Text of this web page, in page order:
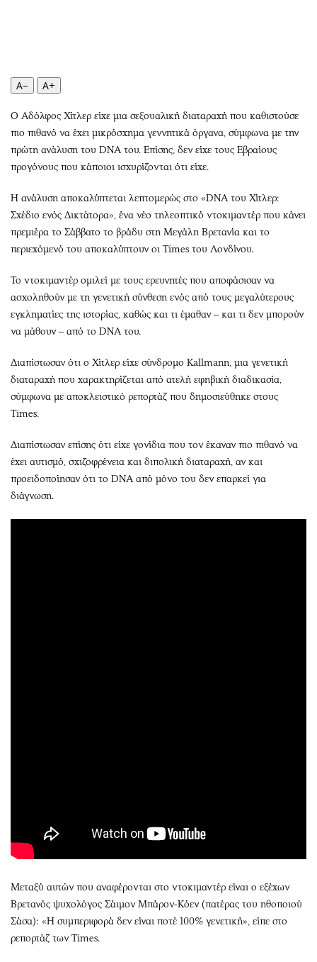
Πολιτισμός
Θέατρο-Χορός
Μουσική
Εικαστικά
Χειρόγραφα
Podcasts
Uncut
Προσφορές
Επιστολές
A− A+
Ο Αδόλφος Χίτλερ είχε μια σεξουαλική διαταραχή που καθιστούσε
πιο πιθανό να έχει μικρόσχημα γεννητικά όργανα, σύμφωνα με την
πρώτη ανάλυση του DNA του. Επίσης, δεν είχε τους Εβραίους
προγόνους που κάποιοι ισχυρίζονται ότι είχε.
Η ανάλυση αποκαλύπτεται λεπτομερώς στο «DNA του Χίτλερ:
Σχέδιο ενός Δικτάτορα», ένα νέο τηλεοπτικό ντοκιμαντέρ που κάνει
πρεμιέρα το Σάββατο το βράδυ στη Μεγάλη Βρετανία και το
περιεχόμενό του αποκαλύπτουν οι Times του Λονδίνου.
Το ντοκιμαντέρ ομιλεί με τους ερευνητές που αποφάσισαν να
ασχοληθούν με τη γενετική σύνθεση ενός από τους μεγαλύτερους
εγκληματίες της ιστορίας, καθώς και τι έμαθαν – και τι δεν μπορούν
να μάθουν – από το DNA του.
Διαπίστωσαν ότι ο Χίτλερ είχε σύνδρομο Kallmann, μια γενετική
διαταραχή που χαρακτηρίζεται από ατελή εφηβική διαδικασία,
σύμφωνα με αποκλειστικό ρεπορτάζ που δημοσιεύθηκε στους
Times.
Διαπίστωσαν επίσης ότι είχε γονίδια που τον έκαναν πιο πιθανό να
έχει αυτισμό, σχιζοφρένεια και διπολική διαταραχή, αν και
προειδοποίησαν ότι το DNA από μόνο του δεν επαρκεί για
διάγνωση.
Μεταξύ αυτών που αναφέρονται στο ντοκιμαντέρ είναι ο εξέχων
Βρετανός ψυχολόγος Σάιμον Μπάρον-Κόεν (πατέρας του ηθοποιού
Σάσα): «Η συμπεριφορά δεν είναι ποτέ 100% γενετική», είπε στο
ρεπορτάζ των Times.